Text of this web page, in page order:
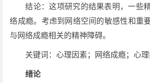
结论：这项研究的结果表明，一些
络成瘾。考虑到网络空间的敏感性和重
与网络成瘾相关的精神障碍。
关键词：心理因素；网络成瘾；心
绪论